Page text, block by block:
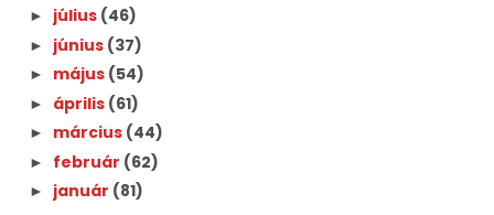
► július (46)
► június (37)
► május (54)
► április (61)
► március (44)
► február (62)
► január (81)